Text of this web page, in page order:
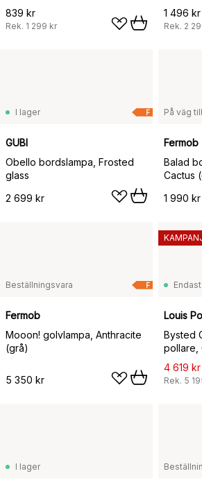
839 kr
Rek. 1 299 kr
1 496 kr
Rek. 2
F
I lager
GUBI
Obello bordslampa, Frosted
glass
2 699 kr
På väg
Fermob
Balad
Cactus
1 990 kr
F
Beställningsvara
Fermob
Mooon! golvlampa, Anthracite
(grå)
5 350 kr
Louis
Bysted
pollare,
4 619 kr
Rek. 5
I lager